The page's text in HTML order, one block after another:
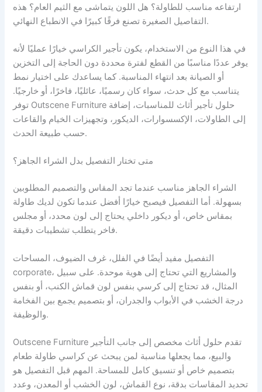
ارتفاعه مناسب للطاولة؟ هل اللون يتماشى مع الثيم العام؟ هذه
التفاصيل الصغيرة تصنع فرقًا كبيرًا في الانطباع النهائي.
في هذا النوع من الاستخدام، يكون تأجير الكراسي خيارًا عمليًا لأنه
يوفر عددًا مناسبًا من القطع لفترة محددة دون الحاجة إلى التخزين
أو الصيانة بعد انتهاء المناسبة. كما يساعدك على اختيار نمط
يتناسب مع كل حدث، سواء كان رسميًا، عائليًا، فاخرًا، أو خارجيًا.
توفر Outscene Furniture حلول تأجير أثاث للمناسبات، إضافة
إلى الطاولات، الإكسسوارات، الديكور، وتجهيزات الخيام والقاعات
حسب طبيعة الحدث.
متى تختار التفصيل بدل الشراء الجاهز؟
الشراء الجاهز مناسب عندما تجد المقاس والتصميم المطلوبين
بسهولة. أما التفصيل فيصبح خيارًا أفضل عندما تكون لديك طاولة
بمقاس خاص، أو ديكور داخلي يحتاج إلى لون محدد، أو مجلس
فاخر يتطلب تشطيبات دقيقة.
التفصيل مفيد أيضًا في الفلل، غرف الضيوف، المساحات
corporate، والمشاريع التي تحتاج إلى هوية موحدة. على سبيل
المثال، قد تحتاج إلى كرسي بنفس لون قماش الكنب، أو بنفس
درجة الخشب في الأبواب والجدران، أو بتصميم يجمع بين الفخامة
والوظيفة.
Outscene Furniture تقدم حلول أثاث مخصص إلى جانب التأجير
والبيع، مما يجعلها مناسبة لمن يبحث عن كراسي طاولة طعام
بتصميم خاص أو تنسيق كامل للمساحة. المهم قبل التفصيل هو
تحديد المقاسات بدقة، نوع القماش، لون الخشب أو المعدن، وعدد